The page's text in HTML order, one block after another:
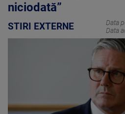
niciodată”
STIRI EXTERNE Data
Data